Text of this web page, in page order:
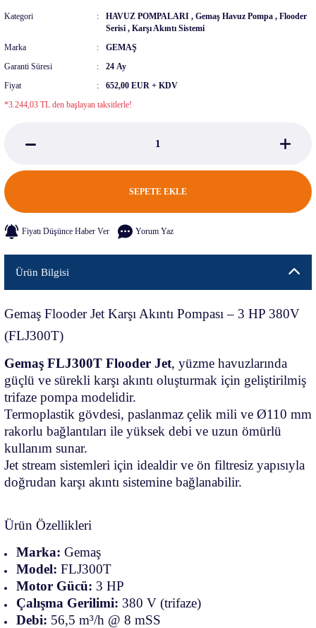
Kategori HAVUZ POMPALARI , Gemaş Havuz Pompa , Flooder
Serisi , Karşı Akıntı Sistemi
Marka
GEMAŞ
Garanti Süresi
24 Ay
Fiyat
652,00 EUR + KDV
*3.244,03 TL den başlayan taksitlerle!
SEPETE EKLE
Fiyatı Düşünce Haber Ver Yorum Yaz
Ürün Bilgisi
Gemaş Flooder Jet Karşı Akıntı Pompası – 3 HP 380V
(FLJ300T)
Gemaş FLJ300T Flooder Jet, yüzme havuzlarında
güçlü ve sürekli karşı akıntı oluşturmak için geliştirilmiş
trifaze pompa modelidir.
Termoplastik gövdesi, paslanmaz çelik mili ve Ø110 mm
rakorlu bağlantıları ile yüksek debi ve uzun ömürlü
kullanım sunar.
Jet stream sistemleri için idealdir ve ön filtresiz yapısıyla
doğrudan karşı akıntı sistemine bağlanabilir.
Ürün Özellikleri
Marka: Gemaş
Model: FLJ300T
Motor Gücü: 3 HP
Çalışma Gerilimi: 380 V (trifaze)
Debi: 56,5 m³/h @ 8 mSS